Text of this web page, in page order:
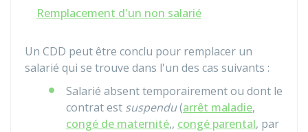
Remplacement d'un non salarié
Un CDD peut être conclu pour remplacer un
salarié qui se trouve dans l'un des cas suivants :
Salarié absent temporairement ou dont le
contrat est suspendu(arrêt maladie,
congé de maternité,, congé parental, par